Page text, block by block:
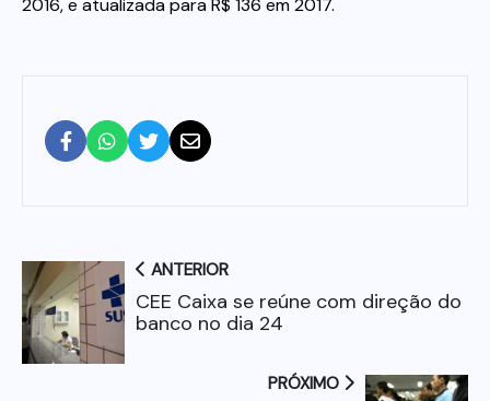
2016, e atualizada para R$ 136 em 2017.
ANTERIOR
CEE Caixa se reúne com direção do
banco no dia 24
PRÓXIMO